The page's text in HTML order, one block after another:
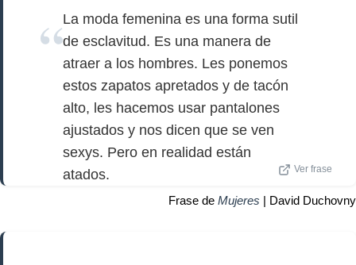
La moda femenina es una forma sutil
de esclavitud. Es una manera de
atraer a los hombres. Les ponemos
estos zapatos apretados y de tacón
alto, les hacemos usar pantalones
ajustados y nos dicen que se ven
sexys. Pero en realidad están
atados.
Ver frase
Frase de Mujeres | David Duchovny